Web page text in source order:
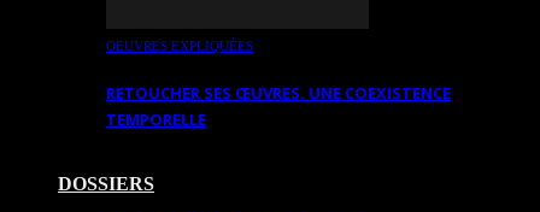
OEUVRES EXPLIQUÉES
RETOUCHER SES ŒUVRES. UNE COEXISTENCE
TEMPORELLE
DOSSIERS